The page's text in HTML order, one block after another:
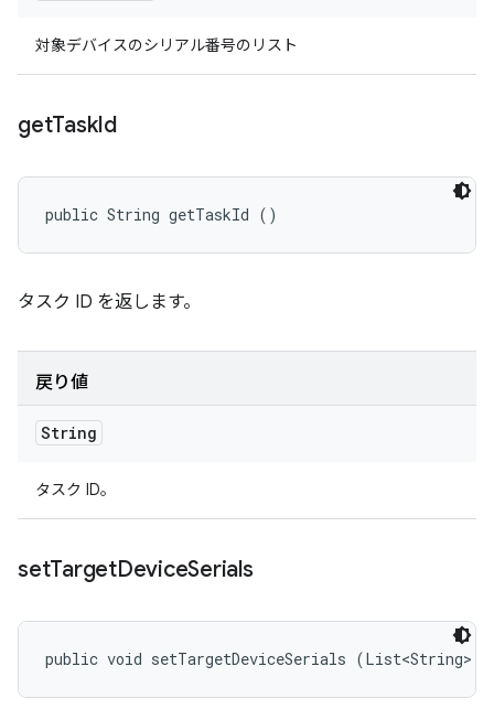
対象デバイスのシリアル番号のリスト
getTaskId
public String getTaskId ()
タスク ID を返します。
戻り値
String
タスク ID。
setTargetDeviceSerials
public void setTargetDeviceSerials (List<String>